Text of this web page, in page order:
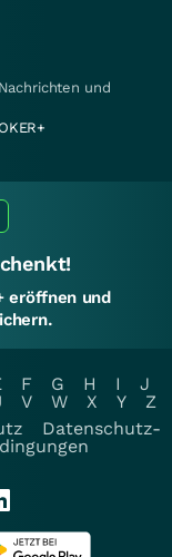
und
eröffnen und
F G H I
J
V W X Y
Z
Datenschutz-